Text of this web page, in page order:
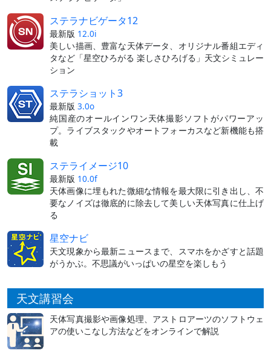
ステラナビゲータ12
最新版 12.0i
美しい描画、豊富な天体データ、オリジナル番組エディ
タなど「星空ひろがる 楽しさひろげる」天文シミュレー
ション
ステラショット3
最新版 3.0o
純国産のオールインワン天体撮影ソフトがパワーアッ
プ。ライブスタックやオートフォーカスなど新機能も搭
載
ステライメージ10
最新版 10.0f
天体画像に埋もれた微細な情報を最大限に引き出し、不
要なノイズは徹底的に除去して美しい天体写真に仕上げ
る
星空ナビ
天文現象から最新ニュースまで、スマホをかざすと話題
がうかぶ。不思議がいっぱいの星空を楽しもう
天文講習会
天体写真撮影や画像処理、アストロアーツのソフトウェ
アの使いこなし方法などをオンラインで解説